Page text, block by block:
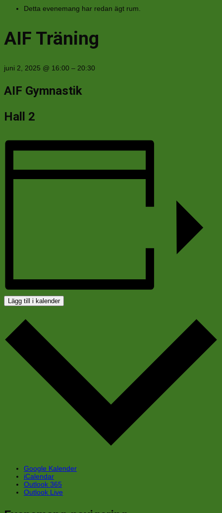
Detta evenemang har redan ägt rum.
AIF Träning
juni 2, 2025 @ 16:00 – 20:30
AIF Gymnastik
Hall 2
Lägg till i kalender
Google Kalender
iCalendar
Outlook 365
Outlook Live